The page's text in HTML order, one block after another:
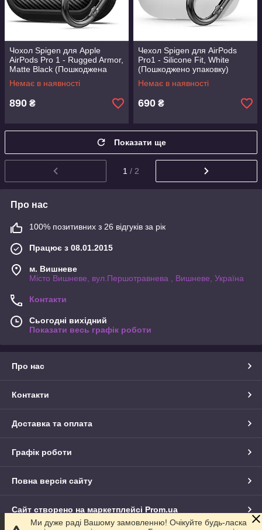
Чохол Spigen для Apple
AirPods Pro 1 - Rugged Armor,
Matte Black (Пошкоджена
упаковка) (ASD00540)
Немає в наявності
890 ₴
Чехол Spigen для AirPods
Pro1 - Silicone Fit, White
(Пошкоджено упаковку)
(ASD00534)
Немає в наявності
690 ₴
Показати ще
1 / 2
Про нас
100% позитивних з 26 відгуків за рік
Працює з 08.01.2015
м. Вишневе
Місто Вишневе, вул.Першотравнева , Вишневе, Україна
Контакти
Сьогодні вихідний
Показати весь графік роботи
Про нас
Контакти
Доставка та оплата
Графік роботи
Повна версія сайту
Сайт створено на маркетплейсі Prom.ua
Ми дуже раді Вашому замовленню! Очікуйте будь-ласка